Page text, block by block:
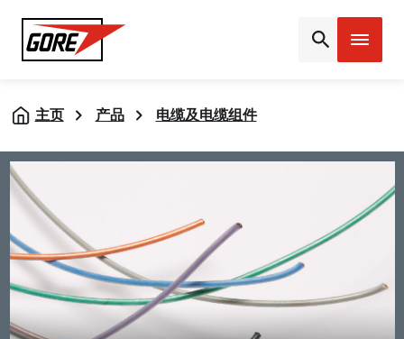
Gore
主页 产品 电缆及电缆组件